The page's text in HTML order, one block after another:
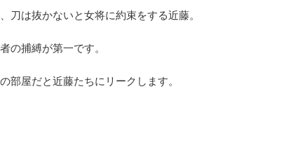
刀は抜かないと女将に約束をする近藤。
の捕縛が第一です。
部屋だと近藤たちにリークします。